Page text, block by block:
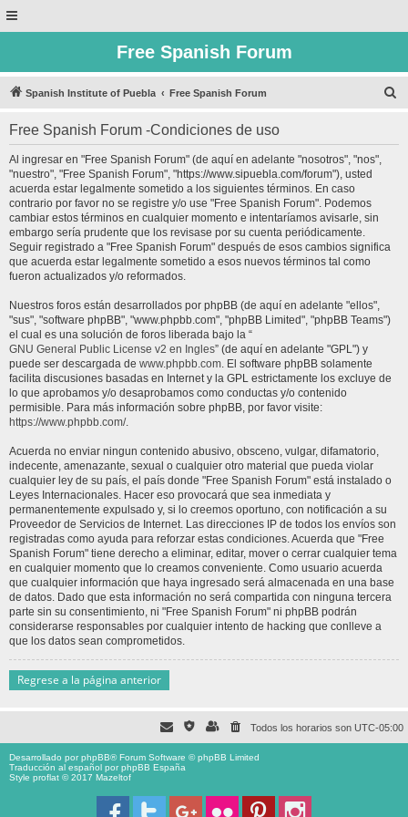
Free Spanish Forum
Spanish Institute of Puebla Free Spanish Forum
Free Spanish Forum -Condiciones de uso
Al ingresar en "Free Spanish Forum" (de aquí en adelante "nosotros", "nos",
"nuestro", "Free Spanish Forum", "https://www.sipuebla.com/forum"), usted
acuerda estar legalmente sometido a los siguientes términos. En caso
contrario por favor no se registre y/o use "Free Spanish Forum". Podemos
cambiar estos términos en cualquier momento e intentaríamos avisarle, sin
embargo sería prudente que los revisase por su cuenta periódicamente.
Seguir registrado a "Free Spanish Forum" después de esos cambios significa
que acuerda estar legalmente sometido a esos nuevos términos tal como
fueron actualizados y/o reformados.
Nuestros foros están desarrollados por phpBB (de aquí en adelante "ellos",
"sus", "software phpBB", "www.phpbb.com", "phpBB Limited", "phpBB Teams")
el cual es una solución de foros liberada bajo la “
GNU General Public License v2 en Ingles” (de aquí en adelante "GPL") y
puede ser descargada de www.phpbb.com. El software phpBB solamente
facilita discusiones basadas en Internet y la GPL estrictamente los excluye de
lo que aprobamos y/o desaprobamos como conductas y/o contenido
permisible. Para más información sobre phpBB, por favor visite:
https://www.phpbb.com/.
Acuerda no enviar ningun contenido abusivo, obsceno, vulgar, difamatorio,
indecente, amenazante, sexual o cualquier otro material que pueda violar
cualquier ley de su país, el país donde "Free Spanish Forum" está instalado o
Leyes Internacionales. Hacer eso provocará que sea inmediata y
permanentemente expulsado y, si lo creemos oportuno, con notificación a su
Proveedor de Servicios de Internet. Las direcciones IP de todos los envíos son
registradas como ayuda para reforzar estas condiciones. Acuerda que "Free
Spanish Forum" tiene derecho a eliminar, editar, mover o cerrar cualquier tema
en cualquier momento que lo creamos conveniente. Como usuario acuerda
que cualquier información que haya ingresado será almacenada en una base
de datos. Dado que esta información no será compartida con ninguna tercera
parte sin su consentimiento, ni "Free Spanish Forum" ni phpBB podrán
considerarse responsables por cualquier intento de hacking que conlleve a
que los datos sean comprometidos.
Regrese a la página anterior
Todos los horarios son UTC-05:00
Desarrollado porphpBB® Forum Software © phpBB Limited
Traducción al español porphpBB España
Style proflat © 2017 Mazeltof